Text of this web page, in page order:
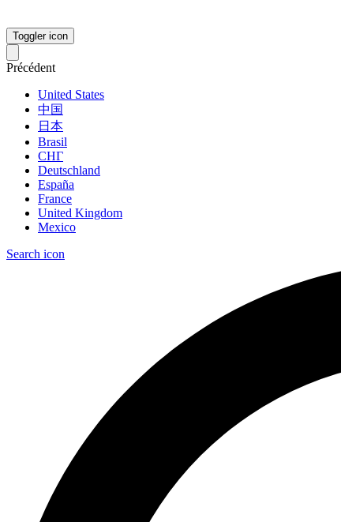
Toggler icon
Précédent
United States
中国
日本
Brasil
СНГ
Deutschland
España
France
United Kingdom
Mexico
Search icon